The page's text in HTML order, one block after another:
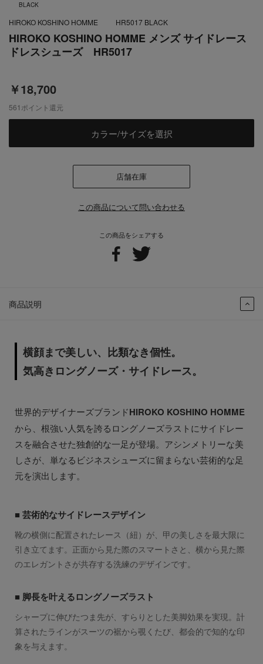
BLACK
HIROKO KOSHINO HOMME メンズ サイドレース
ドレスシューズ HR5017
￥18,700
この商品をシェアする
商品説明
横顔まで美しい、比類なき個性。
気高きロングノーズ・サイドレース。
世界的デザイナーズブランドHIROKO KOSHINO HOMME
から、根強い人気を誇るロングノーズラストにサイドレー
スを融合させた独創的な一足が登場。アシンメトリーな美
しさが、単なるビジネスシューズに留まらない芸術的な足
元を演出します。
■ 芸術的なサイドレースデザイン
靴の横側に配置されたレース（紐）が、甲の美しさを最大限に
引き立てます。正面から見た際のスマートさと、横から見た際
のエレガントさが共存する洗練のデザインです。
■ 脚長を叶えるロングノーズラスト
シャープに伸びたつま先が、すらりとした美脚効果を実現。計
算されたラインがスーツの裾から覗くたび、都会的で知的な印
象を与えます。
HIROKO KOSHINO HOMME HR5017 BLACK
561 ポイント還元
カラー/サイズを選択
店舗在庫
この商品について問い合わせる